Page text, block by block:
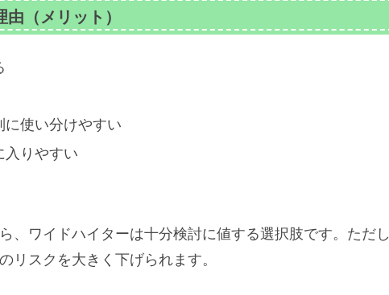
（メリット）
使い分けやすい
入りやすい
、ワイドハイターは十分検討に値する選択肢です。ただし
リスクを大きく下げられます。